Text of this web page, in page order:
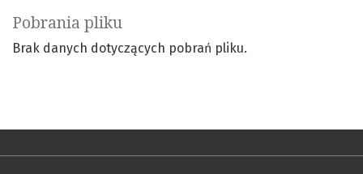
Pobrania pliku
Brak danych dotyczących pobrań pliku.